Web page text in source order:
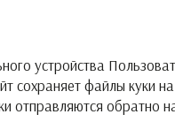
устройства
сохраняет файлы куки
отправляются обратно